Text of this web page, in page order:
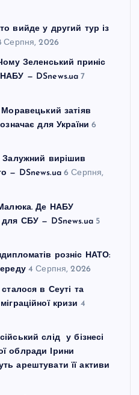
вийде у другий тур із
Серпня, 2026
Зеленський приніс
— DSnews.ua 7
затіяв
для України 6
Залужний вирішив
— DSnews.ua 6 Серпня,
Малюка. Де НАБУ
СБУ — DSnews.ua 5
розніс НАТО:
4 Серпня, 2026
в Сеуті та
кризи 4
слід у бізнесі
облради Ірини
арештувати її активи